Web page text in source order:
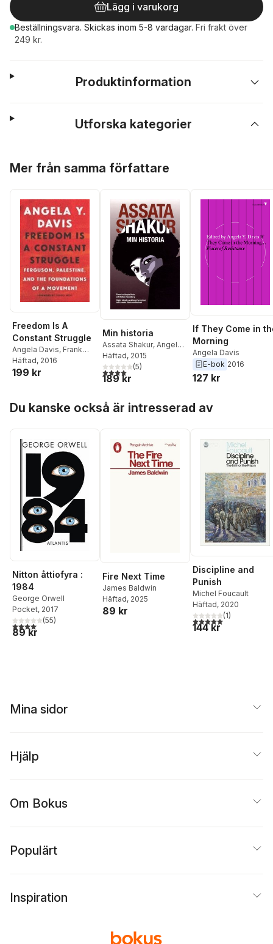
Lägg i varukorg
Beställningsvara. Skickas inom 5-8 vardagar. Fri frakt över
249 kr.
Produktinformation
Utforska kategorier
Mer från samma författare
Freedom Is A
Constant Struggle
Angela Davis, Frank
Barat
Häftad, 2016
199 kr
Min historia
Assata Shakur, Angela
Davis
Häftad, 2015
4,0utav 5 stjärnor. Totalt antal röster:
(5)
189 kr
If They Come in
Morning
Angela Davis
E-bok 2016
127 kr
Du kanske också är intresserad av
Nitton åttiofyra :
1984
George Orwell
Pocket, 2017
4,1utav 5 stjärnor. Totalt antal röster:
(55)
89 kr
Fire Next Time
James Baldwin
Häftad, 2025
89 kr
Discipline and
Punish
Michel Foucault
Häftad, 2020
5,0utav 5 stjärnor.
(1)
144 kr
Mina sidor
Hjälp
Om Bokus
Populärt
Inspiration